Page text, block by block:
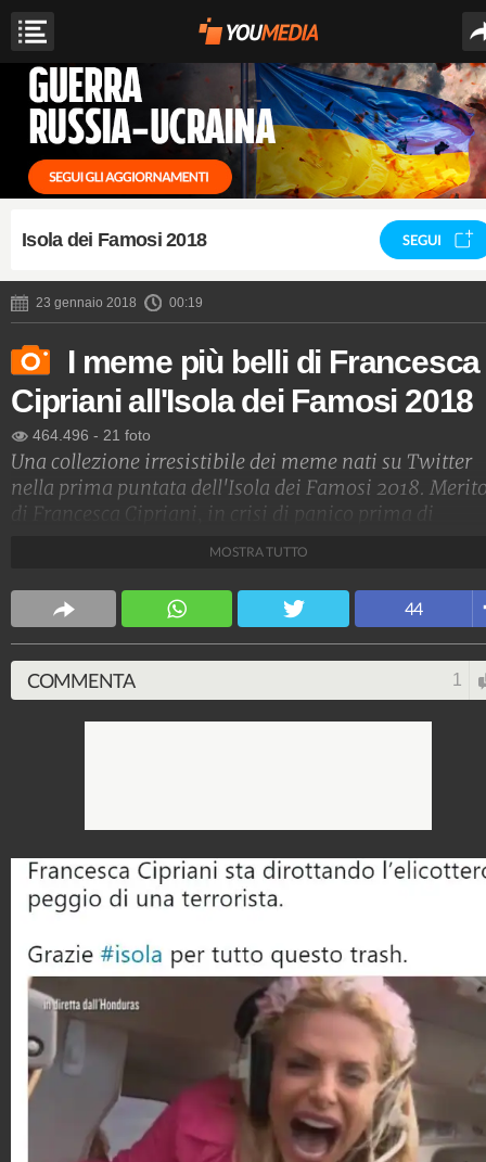
Isola dei Famosi 2018 SEGUI
23 gennaio 2018 00:19
I meme più belli di Francesca
Cipriani all'Isola dei Famosi 2018
464.496 - 21 foto
Una collezione irresistibile dei meme nati su Twitter
nella prima puntata dell'Isola dei Famosi 2018.
di Francesca Cipriani, in crisi di panico prima di
Spettacolo Fanpage
4.053.388.728 9.455 video 76.076 foto
MOSTRA TUTTO
44
COMMENTA 1